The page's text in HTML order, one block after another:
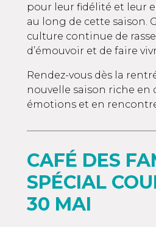
pour leur fidélité et leur
au long de cette saison.
culture continue de
d’émouvoir et de faire
Rendez-vous dès la
nouvelle saison riche en
émotions et en
CAFÉ DES
SPÉCIAL
30 MAI